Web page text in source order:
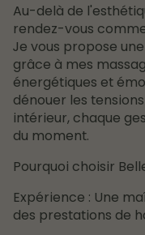
Au-delà de
rendez-vous
Je vous propose
grâce à mes
énergétiques et
dénouer les
intérieur, chaque
du moment.
Pourquoi choisir
Expérience : Une
des prestations de